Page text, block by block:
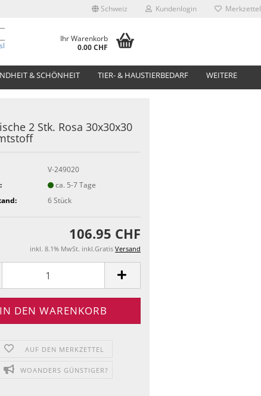
Schweiz Kundenlogin Merkzettel
Ihr Warenkorb
0.00 CHF
& SCHÖNHEIT TIER- & HAUSTIERBEDARF WEITERE
2 Stk. Rosa 30x30x30
V-249020
ca. 5-7 Tage
6Stück
106.95 CHF
inkl. 8.1% MwSt. inkl.Gratis Versand
AUF DEN MERKZETTEL
WOANDERS GÜNSTIGER?